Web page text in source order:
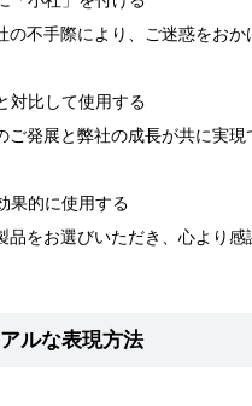
の不手際により、ご迷惑をおか
対比して使用する
ご発展と弊社の成長が共に実
果的に使用する
品をお選びいただき、心より感
ルな表現方法